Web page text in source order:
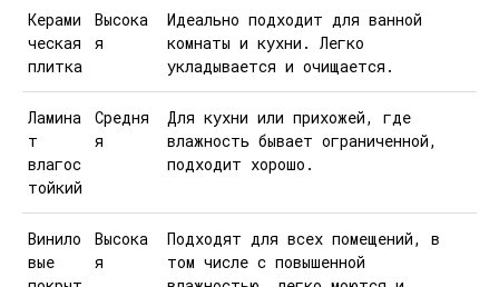
Керами
ческая
плитка
Высока
я
Идеально подходит для ванной
комнаты и кухни. Легко
укладывается и очищается.
Ламина
т
влагос
тойкий
Средня
я
Для кухни или прихожей, где
влажность бывает ограниченной,
подходит хорошо.
Винило
вые
Высока
я
Подходят для всех помещений, в
том числе с повышенной